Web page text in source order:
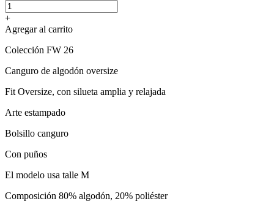
+
Agregar al carrito
Colección FW 26
Canguro de algodón oversize
Fit Oversize, con silueta amplia y relajada
Arte estampado
Bolsillo canguro
Con puños
El modelo usa talle M
Composición 80% algodón, 20% poliéster